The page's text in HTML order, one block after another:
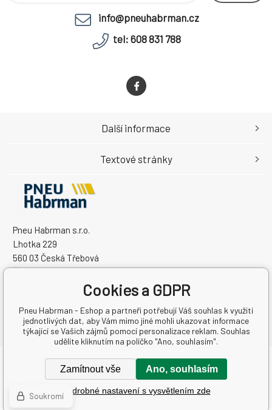
info@pneuhabrman.cz
tel: 608 831 788
Pneu Habrman s.r.o.
Lhotka 229
560 03 Česká Třebová
Česká Republika
Další informace
Textové stránky
Copyright © 2026 Pneu Habrman s.r.o.
Všechna práva vyhrazena.
Tento eshop dodala firmaBINARGON.cz-Mapa stránek
Cookies a GDPR
Pneu Habrman - Eshop a partneři potřebují Váš souhlas k využití
jednotlivých dat, aby Vám mimo jiné mohli ukazovat informace
týkající se Vašich zájmů pomocí personalizace reklam. Souhlas
udělíte kliknutím na políčko "Ano, souhlasím".
Zamítnout vše Ano, souhlasím
Podrobné nastavení s vysvětlením zde
Soukromí